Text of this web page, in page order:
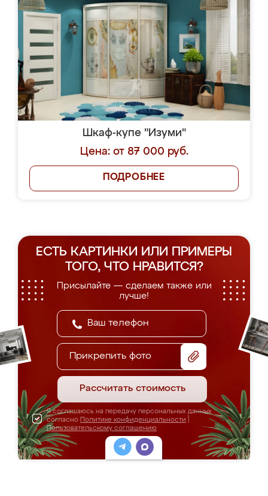
Шкаф-купе "Изуми"
Цена: от 87 000 руб.
ПОДРОБНЕЕ
ЕСТЬ КАРТИНКИ ИЛИ ПРИМЕРЫ
ТОГО, ЧТО НРАВИТСЯ?
Присылайте — сделаем также или
лучше!
Прикрепить фото
Рассчитать стоимость
Я соглашаюсь на передачу персональных данных
согласно Политике конфиденциальности
Пользовательскому соглашению